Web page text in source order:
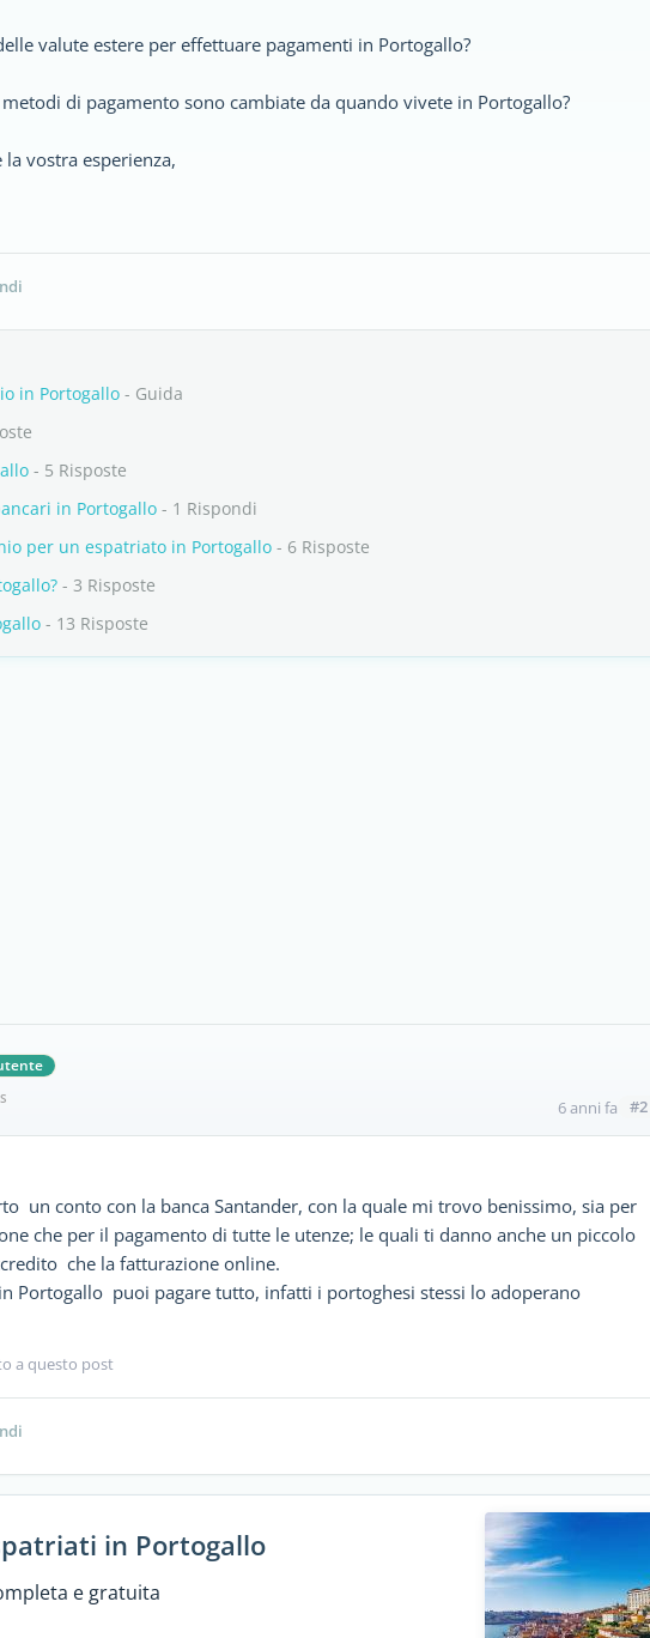
valute estere per effettuare pagamenti in Portogallo?
di pagamento sono cambiate da quando vivete in Portogallo?
vostra esperienza,
in Portogallo - Guida
- 5 Risposte
in Portogallo - 1 Rispondi
per un espatriato in Portogallo - 6 Risposte
- 3 Risposte
- 13 Risposte
6 anni fa #2
un conto con la banca Santander, con la quale mi trovo benissimo, sia per
che per il pagamento di tutte le utenze; le quali ti danno anche un piccolo
che la fatturazione online.
Portogallo puoi pagare tutto, infatti i portoghesi stessi lo adoperano
a questo post
in Portogallo
e gratuita